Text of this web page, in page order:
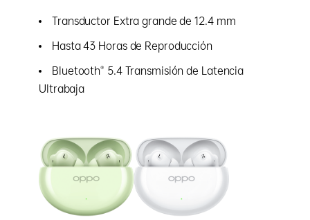
Transductor Extra grande de 12.4 mm
Hasta 43 Horas de Reproducción
Bluetooth® 5.4 Transmisión de Latencia
Ultrabaja